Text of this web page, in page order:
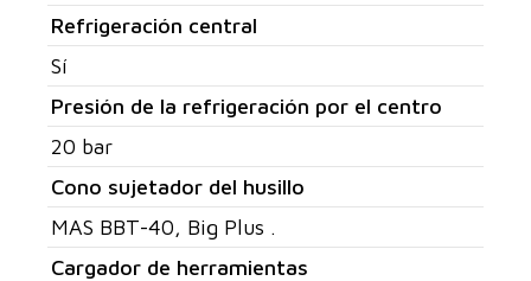
Refrigeración central
Sí
Presión de la refrigeración por el centro
20 bar
Cono sujetador del husillo
MAS BBT-40, Big Plus .
Cargador de herramientas